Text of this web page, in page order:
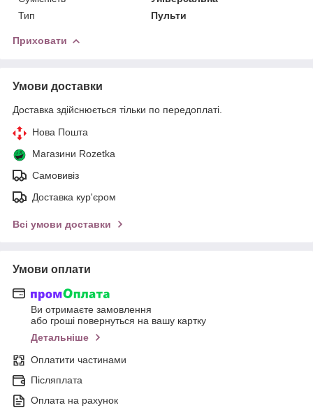
Тип
Пульти
Приховати
Умови доставки
Доставка здійснюється тільки по передоплаті.
Нова Пошта
Магазини Rozetka
Самовивіз
Доставка кур'єром
Всі умови доставки
Умови оплати
Ви отримаєте замовлення
або гроші повернуться на вашу картку
Детальніше
Оплатити частинами
Післяплата
Оплата на рахунок